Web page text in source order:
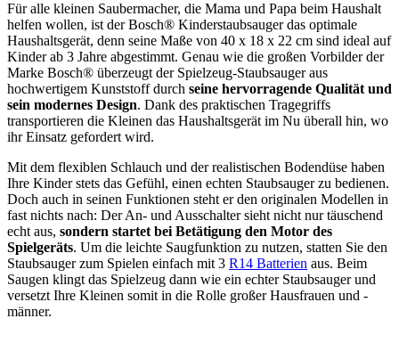
Für alle kleinen Saubermacher, die Mama und Papa beim Haushalt
helfen wollen, ist der Bosch® Kinderstaubsauger das optimale
Haushaltsgerät, denn seine Maße von 40 x 18 x 22 cm sind ideal auf
Kinder ab 3 Jahre abgestimmt. Genau wie die großen Vorbilder der
Marke Bosch® überzeugt der Spielzeug-Staubsauger aus
hochwertigem Kunststoff durch seine hervorragende Qualität und
sein modernes Design. Dank des praktischen Tragegriffs
transportieren die Kleinen das Haushaltsgerät im Nu überall hin, wo
ihr Einsatz gefordert wird.
Mit dem flexiblen Schlauch und der realistischen Bodendüse haben
Ihre Kinder stets das Gefühl, einen echten Staubsauger zu bedienen.
Doch auch in seinen Funktionen steht er den originalen Modellen in
fast nichts nach: Der An- und Ausschalter sieht nicht nur täuschend
echt aus, sondern startet bei Betätigung den Motor des
Spielgeräts. Um die leichte Saugfunktion zu nutzen, statten Sie den
Staubsauger zum Spielen einfach mit 3 R14 Batterien aus. Beim
Saugen klingt das Spielzeug dann wie ein echter Staubsauger und
versetzt Ihre Kleinen somit in die Rolle großer Hausfrauen und -
männer.